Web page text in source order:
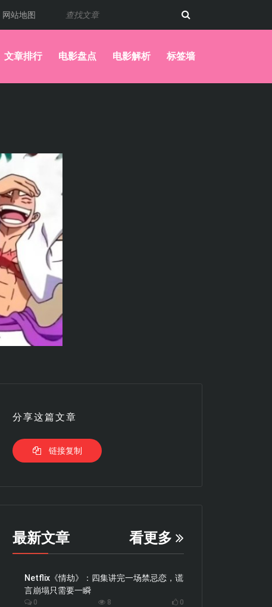
网站地图
文章排行 电影盘点 电影解析 标签墙
分享这篇文章
链接复制
最新文章 看更多
Netflix《情劫》：四集讲完一场禁忌恋，谎
言崩塌只需要一瞬
0 8 0